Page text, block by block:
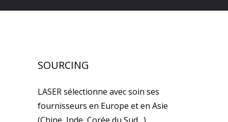
SOURCING
LASER sélectionne avec soin ses
fournisseurs en Europe et en Asie